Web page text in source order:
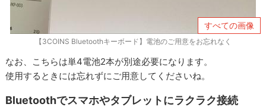
すべての画像
【3COINS Bluetoothキーボード】電池のご用意をお忘れなく
なお、こちらは単4電池2本が別途必要になります。
使用するときには忘れずにご用意してくださいね。
Bluetoothでスマホやタブレットにラクラク接続